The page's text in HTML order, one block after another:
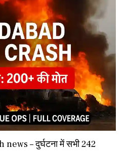
– दुर्घटना में सभी 242